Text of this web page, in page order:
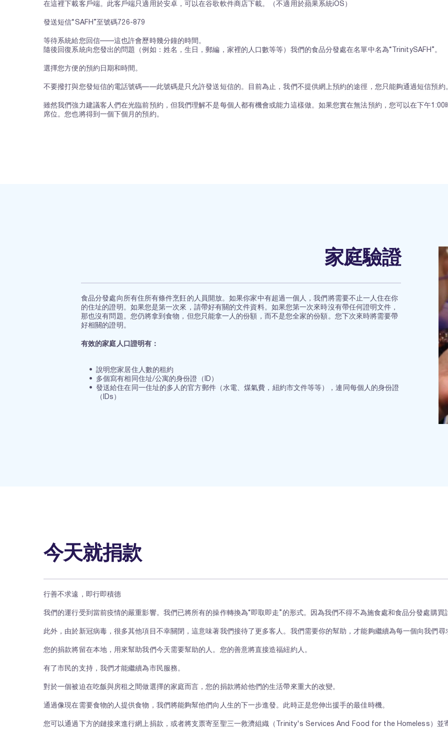
在這裡下載客戶端。此客戶端只適用於安卓，可以在谷歌軟件商店下載。（不適用於蘋果系統iOS）
發送短信“SAFH”至號碼726-879
等待系統給您回信——這也許會歷時幾分鐘的時間。
隨後回復系統向您發出的問題（例如：姓名，生日，郵編，家裡的人口數等等）我們的食品分發處在名單中名為“TrinitySAFH”。
選擇您方便的預約日期和時間。
不要撥打與您發短信的電話號碼——此號碼是只允許發送短信的。目前為止，我們不提供網上預約的途徑，您只能夠通過短信預約
雖然我們強力建議客人們在光臨前預約，但我們理解不是每個人都有機會或能力這樣做。如果您實在無法預約，您可以在下午
席位。您也將得到一個下個月的預約。
家庭驗證
食品分發處向所有住所有條件烹飪的人員開放。如果你家中有超過一個人，我們將需要不止一人住在你
的住址的證明。如果您是第一次來，請帶好有關的文件資料。如果您第一次來時沒有帶任何證明文件，
那也沒有問題。您仍將拿到食物，但您只能拿一人的份額，而不是您全家的份額。您下次來時將需要帶
好相關的證明。
有效的家庭人口證明有：
說明您家居住人數的租約
多個寫有相同住址/公寓的身份證（ID）
發送給住在同一住址的多人的官方郵件（水電、煤氣費，紐約市文件等等），連同每個人的身份證
（IDs）
今天就捐款
行善不求遠，即行即積德
我們的運行受到當前疫情的嚴重影響。我們已將所有的操作轉換為“即取即走”的形式。因為我們不得不為施食處和食品分發處購買
此外，由於新冠病毒，很多其他項目不幸關閉，這意味著我們接待了更多客人。我們需要你的幫助，才能夠繼續為每一個向我們尋
您的捐款將留在本地，用來幫助我們今天需要幫助的人。您的善意將直接造福紐約人。
有了市民的支持，我們才能繼續為市民服務。
對於一個被迫在吃飯與房租之間做選擇的家庭而言，您的捐款將給他們的生活帶來重大的改變。
通過像現在需要食物的人提供食物，我們將能夠幫他們向人生的下一步進發。此時正是您伸出援手的最佳時機。
您可以通過下方的鏈接來進行網上捐款，或者將支票寄至聖三一救濟組織（Trinity's Services And Food for the Homeless）並